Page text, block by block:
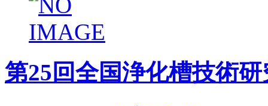
第25回全国浄化槽技術